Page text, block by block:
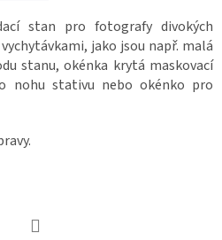
stan pro fotografy divokých
jako jsou např. malá
stanu, okénka krytá maskovací
nohu stativu nebo okénko pro